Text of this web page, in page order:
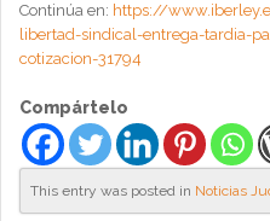
Continúa en: https://
libertad-sindical-entrega-tardia-
cotizacion-31794
Compártelo
This entry was posted in Noticias